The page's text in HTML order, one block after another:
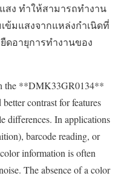
แสง ทำให้สามารถทำงาน
ข้มแสงจากแหล่งกำเนิดที่
ดอายุการทำงานของ
the **DMK33GR0134**
contrast for features
differences. In applications
barcode reading, or
information is often
The absence of a color